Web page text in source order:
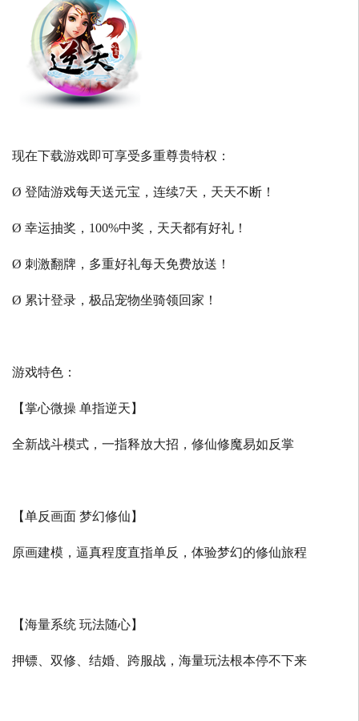
现在下载游戏即可享受多重尊贵特权：
Ø 登陆游戏每天送元宝，连续7天，天天不断！
Ø 幸运抽奖，100%中奖，天天都有好礼！
Ø 刺激翻牌，多重好礼每天免费放送！
Ø 累计登录，极品宠物坐骑领回家！
游戏特色：
【掌心微操 单指逆天】
全新战斗模式，一指释放大招，修仙修魔易如反掌
【单反画面 梦幻修仙】
原画建模，逼真程度直指单反，体验梦幻的修仙旅程
【海量系统 玩法随心】
押镖、双修、结婚、跨服战，海量玩法根本停不下来